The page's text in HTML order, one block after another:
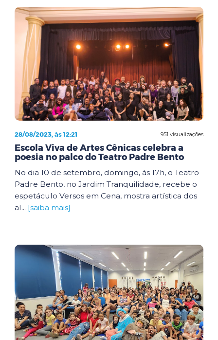
951 visualizações
28/08/2023, às 12:21
Escola Viva de Artes Cênicas celebra a
poesia no palco do Teatro Padre Bento
No dia 10 de setembro, domingo, às 17h, o Teatro
Padre Bento, no Jardim Tranquilidade, recebe o
espetáculo Versos em Cena, mostra artística dos
al... [saiba mais]